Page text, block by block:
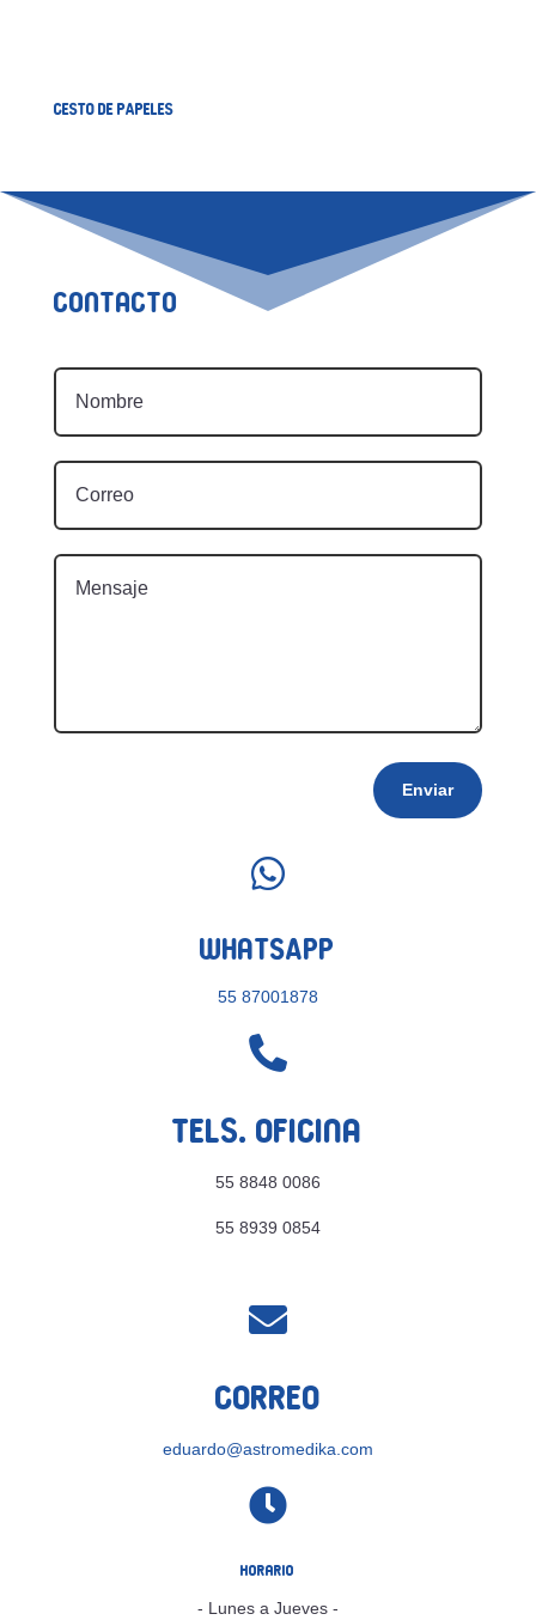
CESTO DE PAPELES
Contacto
Enviar

WhatsApp
55 87001878

Tels. Oficina
55 8848 0086
55 8939 0854

Correo
eduardo@astromedika.com

Horario
- Lunes a Jueves -